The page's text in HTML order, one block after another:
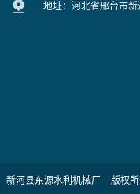
地址：河北省邢台市新
新河县东源水利机械厂 版权